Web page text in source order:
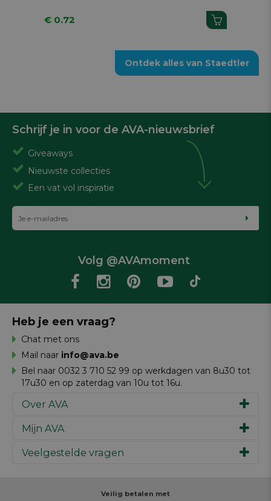
€ 0.72
Ontdek alles van Staedtler
Schrijf je in voor de AVA-nieuwsbrief
Giveaways
Nieuwste collecties
Een vat vol inspiratie
Volg @AVAmoment
Over AVA
Ons verhaal
Werken bij AVA
Mijn AVA
Inspiratie
Veelgestelde vragen
Heb je een vraag?
Chat met ons
Mail naar info@ava.be
Bel naar 0032 3 710 52 99 op werkdagen van 8u30 tot
17u30 en op zaterdag van 10u tot 16u.
Veilig betalen met